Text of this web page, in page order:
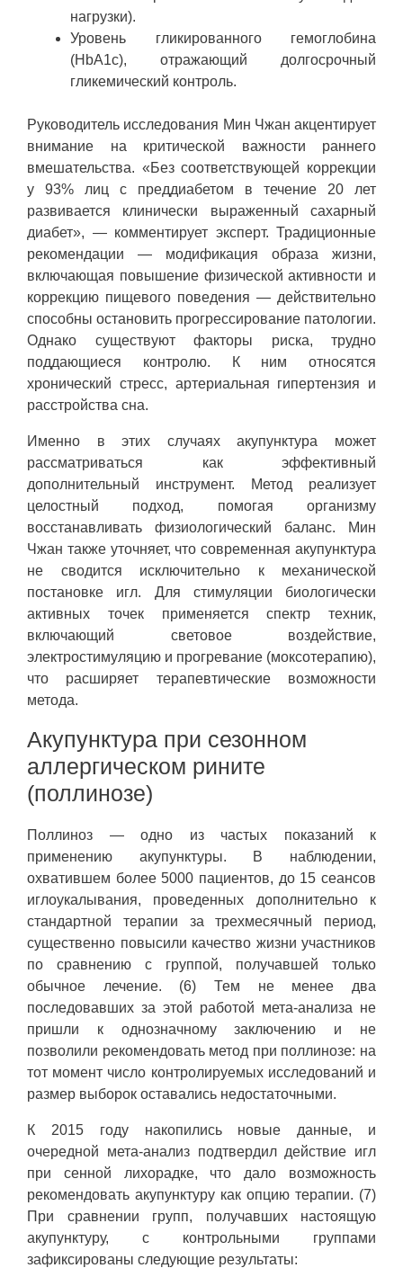
нагрузки).
Уровень гликированного гемоглобина
(HbA1c), отражающий долгосрочный
гликемический контроль.
Руководитель исследования Мин Чжан акцентирует
внимание на критической важности раннего
вмешательства. «Без соответствующей коррекции
у 93% лиц с преддиабетом в течение 20 лет
развивается клинически выраженный сахарный
диабет», — комментирует эксперт. Традиционные
рекомендации — модификация образа жизни,
включающая повышение физической активности и
коррекцию пищевого поведения — действительно
способны остановить прогрессирование патологии.
Однако существуют факторы риска, трудно
поддающиеся контролю. К ним относятся
хронический стресс, артериальная гипертензия и
расстройства сна.
Именно в этих случаях акупунктура может
рассматриваться как эффективный
дополнительный инструмент. Метод реализует
целостный подход, помогая организму
восстанавливать физиологический баланс. Мин
Чжан также уточняет, что современная акупунктура
не сводится исключительно к механической
постановке игл. Для стимуляции биологически
активных точек применяется спектр техник,
включающий световое воздействие,
электростимуляцию и прогревание (моксотерапию),
что расширяет терапевтические возможности
метода.
Акупунктура при сезонном
аллергическом рините
(поллинозе)
Поллиноз — одно из частых показаний к
применению акупунктуры. В наблюдении,
охватившем более 5000 пациентов, до 15 сеансов
иглоукалывания, проведенных дополнительно к
стандартной терапии за трехмесячный период,
существенно повысили качество жизни участников
по сравнению с группой, получавшей только
обычное лечение. (6) Тем не менее два
последовавших за этой работой мета-анализа не
пришли к однозначному заключению и не
позволили рекомендовать метод при поллинозе: на
тот момент число контролируемых исследований и
размер выборок оставались недостаточными.
К 2015 году накопились новые данные, и
очередной мета-анализ подтвердил действие игл
при сенной лихорадке, что дало возможность
рекомендовать акупунктуру как опцию терапии. (7)
При сравнении групп, получавших настоящую
акупунктуру, с контрольными группами
зафиксированы следующие результаты: